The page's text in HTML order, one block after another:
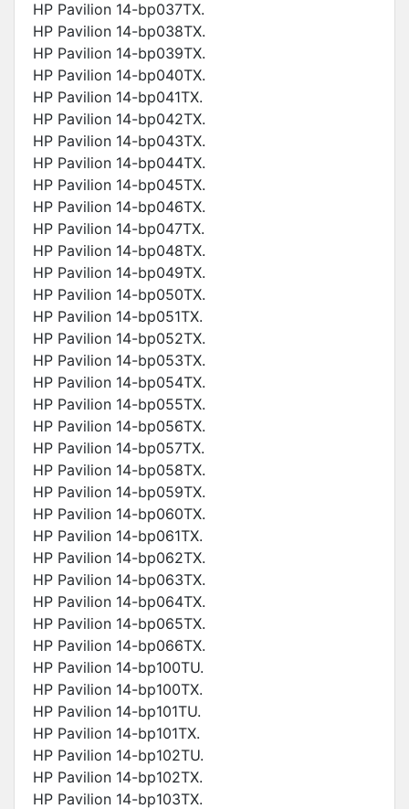
HP Pavilion 14-bp037TX.
HP Pavilion 14-bp038TX.
HP Pavilion 14-bp039TX.
HP Pavilion 14-bp040TX.
HP Pavilion 14-bp041TX.
HP Pavilion 14-bp042TX.
HP Pavilion 14-bp043TX.
HP Pavilion 14-bp044TX.
HP Pavilion 14-bp045TX.
HP Pavilion 14-bp046TX.
HP Pavilion 14-bp047TX.
HP Pavilion 14-bp048TX.
HP Pavilion 14-bp049TX.
HP Pavilion 14-bp050TX.
HP Pavilion 14-bp051TX.
HP Pavilion 14-bp052TX.
HP Pavilion 14-bp053TX.
HP Pavilion 14-bp054TX.
HP Pavilion 14-bp055TX.
HP Pavilion 14-bp056TX.
HP Pavilion 14-bp057TX.
HP Pavilion 14-bp058TX.
HP Pavilion 14-bp059TX.
HP Pavilion 14-bp060TX.
HP Pavilion 14-bp061TX.
HP Pavilion 14-bp062TX.
HP Pavilion 14-bp063TX.
HP Pavilion 14-bp064TX.
HP Pavilion 14-bp065TX.
HP Pavilion 14-bp066TX.
HP Pavilion 14-bp100TU.
HP Pavilion 14-bp100TX.
HP Pavilion 14-bp101TU.
HP Pavilion 14-bp101TX.
HP Pavilion 14-bp102TU.
HP Pavilion 14-bp102TX.
HP Pavilion 14-bp103TX.